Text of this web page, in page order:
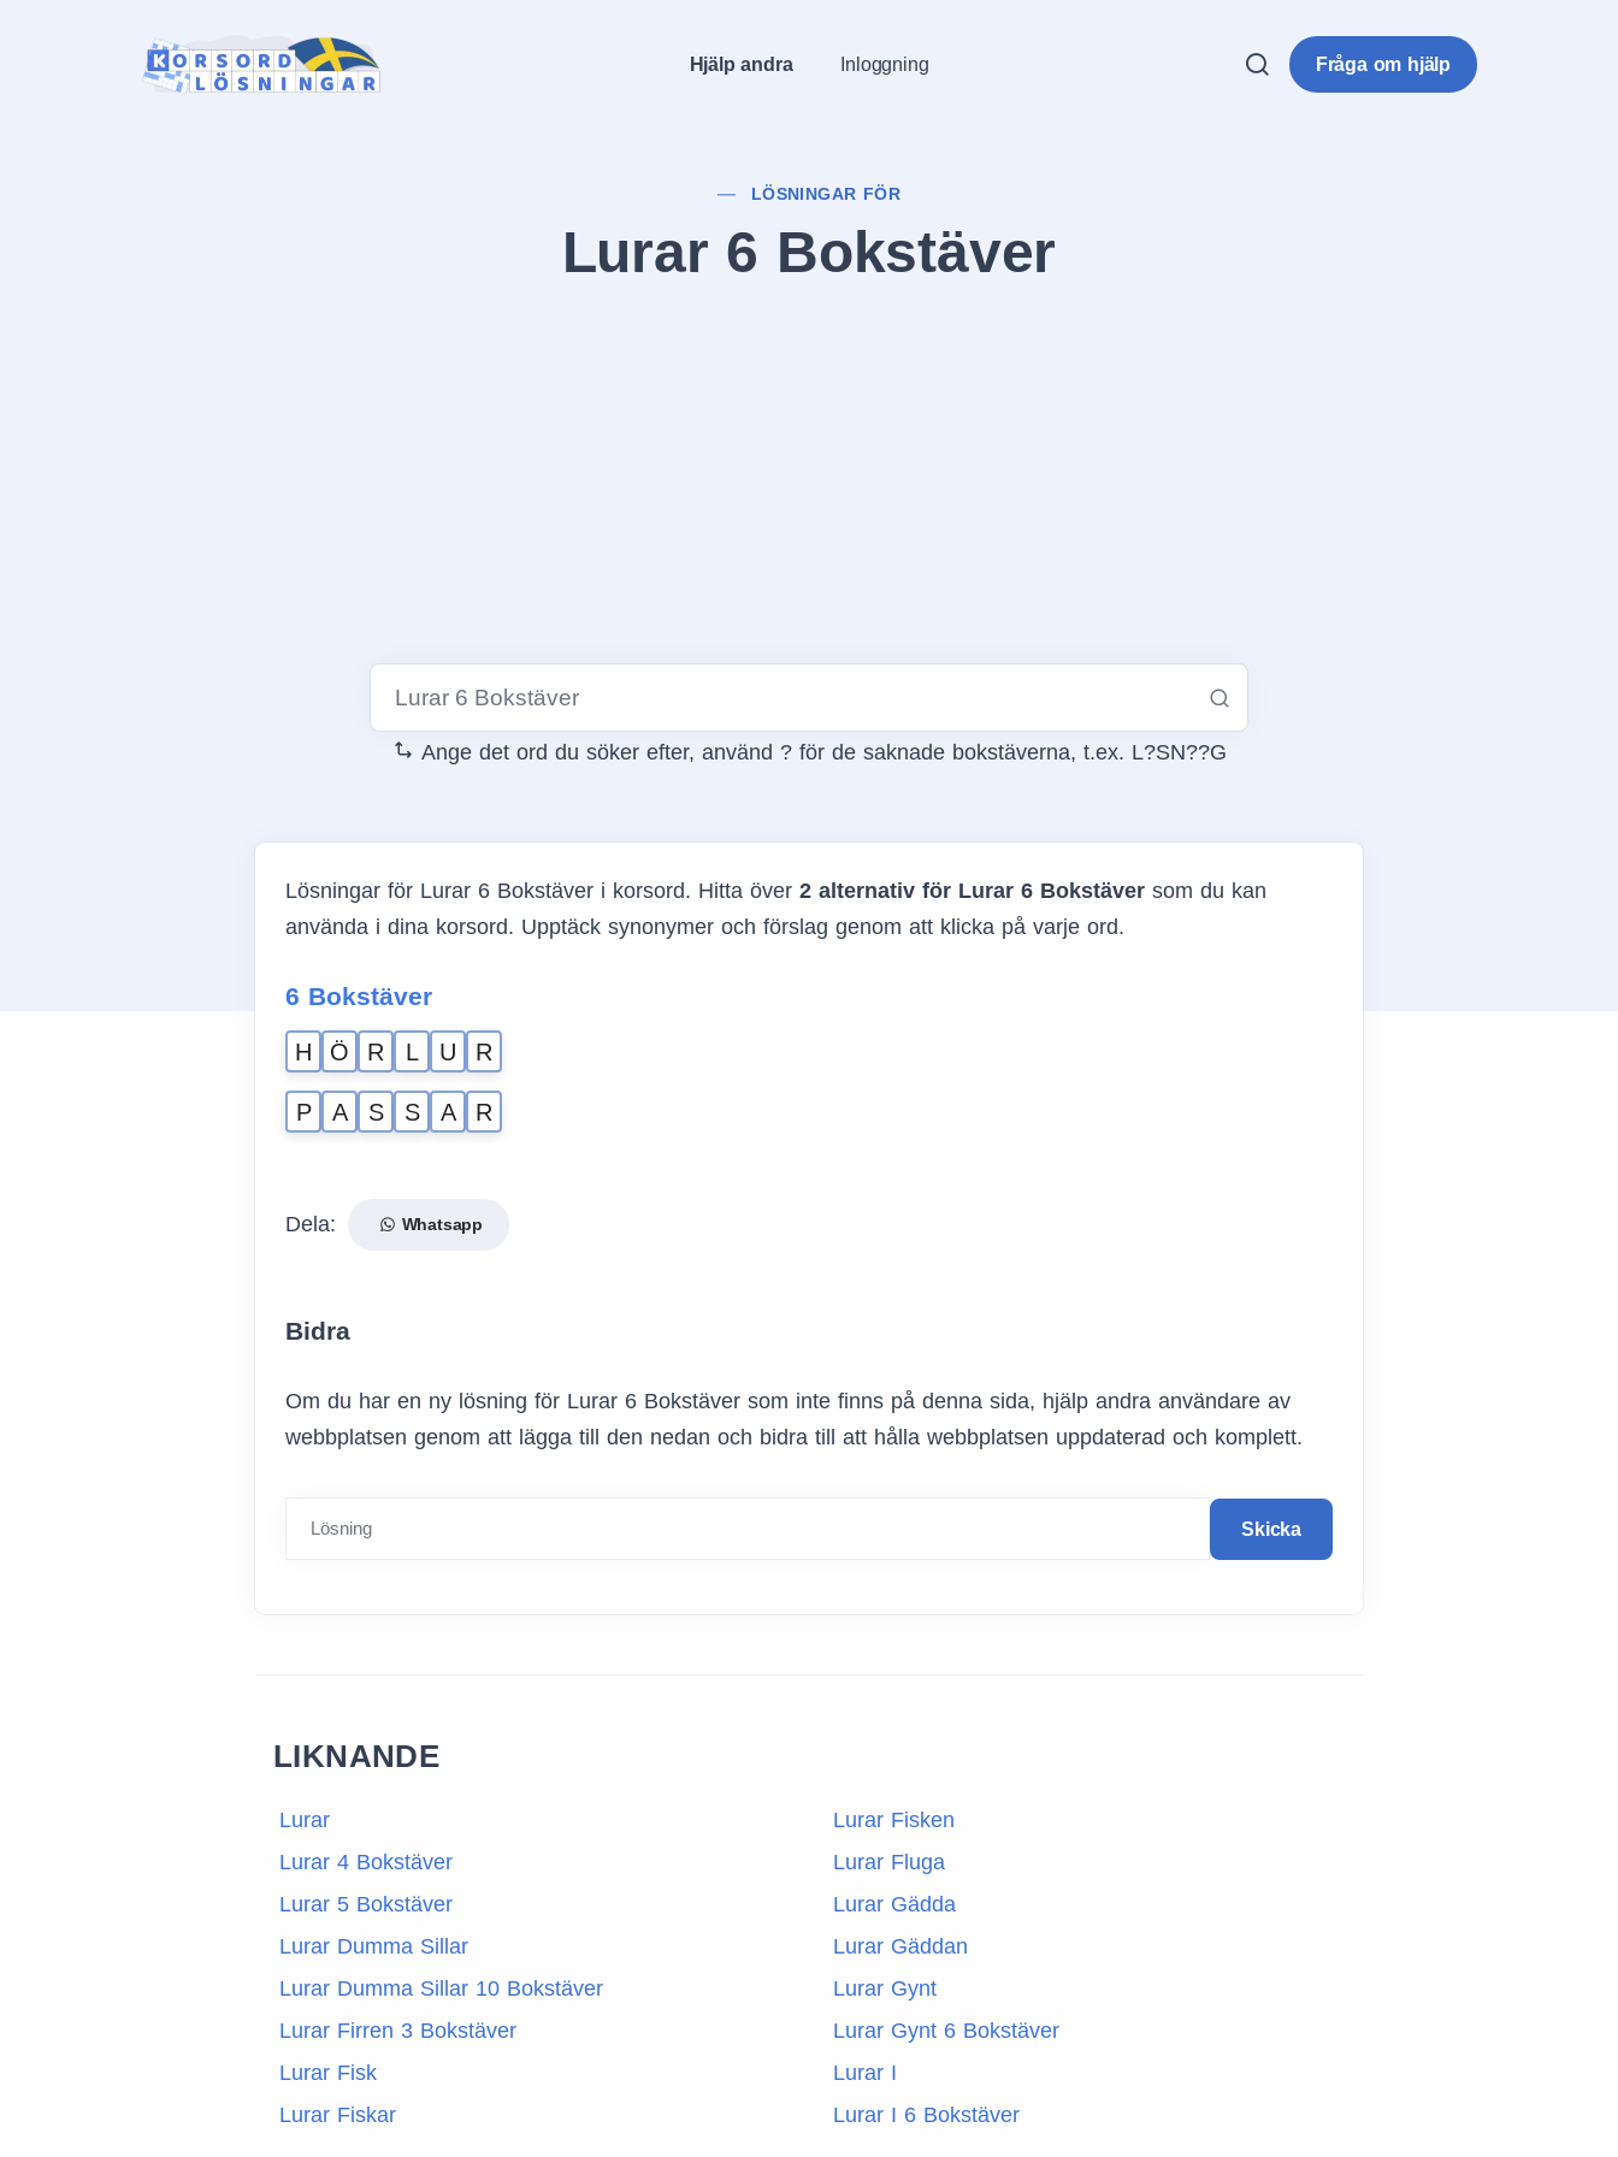
Hjälp andra Inloggning Fråga om hjälp
LÖSNINGAR FÖR
Lurar 6 Bokstäver
Ange det ord du söker efter, använd ? för de saknade bokstäverna, t.ex. L?SN??G
Lösningar för Lurar 6 Bokstäver i korsord. Hitta över 2 alternativ för Lurar 6 Bokstäver som du kan
använda i dina korsord. Upptäck synonymer och förslag genom att klicka på varje ord.
6 Bokstäver
H Ö R L U R
P A S S A R
Dela: Whatsapp
Bidra
Om du har en ny lösning för Lurar 6 Bokstäver som inte finns på denna sida, hjälp andra användare av
webbplatsen genom att lägga till den nedan och bidra till att hålla webbplatsen uppdaterad och komplett.
Lösning Skicka
LIKNANDE
Lurar
Lurar 4 Bokstäver
Lurar 5 Bokstäver
Lurar Dumma Sillar
Lurar Dumma Sillar 10 Bokstäver
Lurar Firren 3 Bokstäver
Lurar Fisk
Lurar Fiskar
Lurar Fisken
Lurar Fluga
Lurar Gädda
Lurar Gäddan
Lurar Gynt
Lurar Gynt 6 Bokstäver
Lurar I
Lurar I 6 Bokstäver